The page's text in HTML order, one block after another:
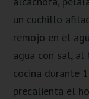
un cuchillo
remojo en el
agua con sal, al
cocina durante
precalienta el